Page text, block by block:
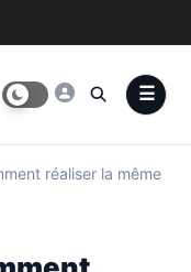
réaliser la même